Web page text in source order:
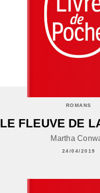
ROMANS
LE FLEUVE DE
Martha
24/04/2019